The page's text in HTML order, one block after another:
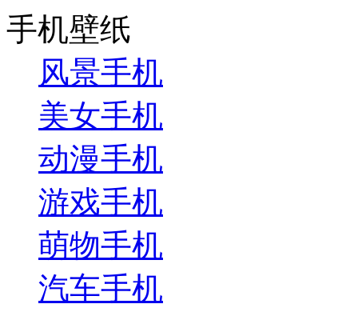
手机壁纸
风景手机
美女手机
动漫手机
游戏手机
萌物手机
汽车手机